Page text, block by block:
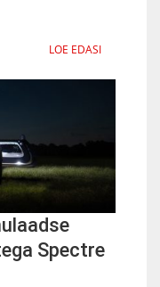
LOE EDASI
Spectre